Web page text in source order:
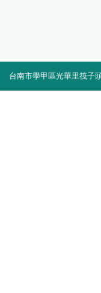
台南市學甲區光華里筏子